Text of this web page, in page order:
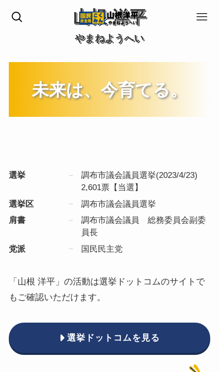
山根 洋平
やまねようへい
未来は、今育てる。
選挙
調布市議会議員選挙(2023/4/23)
2,601票【当選】
選挙区
調布市議会議員選挙
肩書
調布市議会議員 総務委員会副委
員長
党派
国民民主党
「山根 洋平」の活動は選挙ドットコムのサイトで
もご確認いただけます。
選挙ドットコムを見る